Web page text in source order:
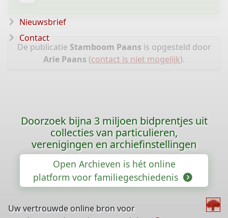
De publicatie Stamboom Paans is opgesteld door
Arie Paans (contact is niet mogelijk).
Nieuwsbrief
Contact
Doorzoek bijna 3 miljoen bidprentjes uit
collecties van particulieren,
verenigingen en archiefinstellingen
Open Archieven is hét online
platform voor familiegeschiedenis
Uw vertrouwde online bron voor